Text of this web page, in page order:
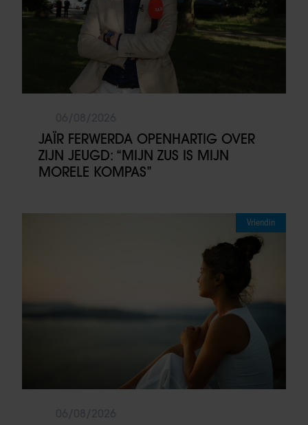
JAÏR FERWERDA OPENHARTIG OVER
ZIJN JEUGD: “MIJN ZUS IS MIJN
MORELE KOMPAS”
Vriendin